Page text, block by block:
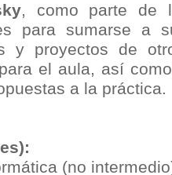
, como parte de
para sumarse a
y proyectos de
el aula, así
a la práctica.
(no